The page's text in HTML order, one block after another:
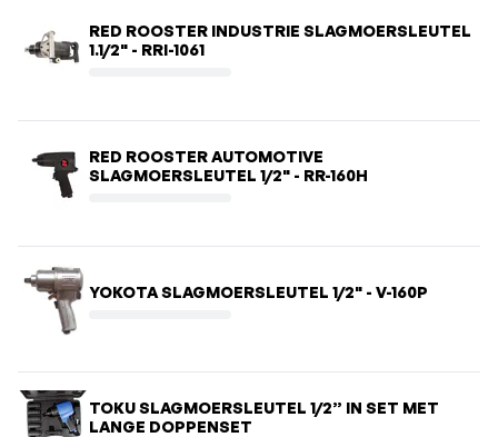
RED ROOSTER INDUSTRIE SLAGMOERSLEUTEL
1.1/2" - RRI-1061
RED ROOSTER AUTOMOTIVE
SLAGMOERSLEUTEL 1/2" - RR-160H
YOKOTA SLAGMOERSLEUTEL 1/2" - V-160P
TOKU SLAGMOERSLEUTEL 1/2” IN SET MET
LANGE DOPPENSET